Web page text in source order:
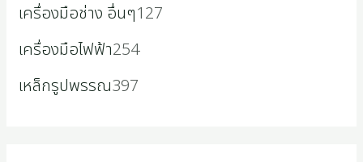
เครื่องมือช่าง อื่นๆ127
เครื่องมือไฟฟ้า254
เหล็กรูปพรรณ397